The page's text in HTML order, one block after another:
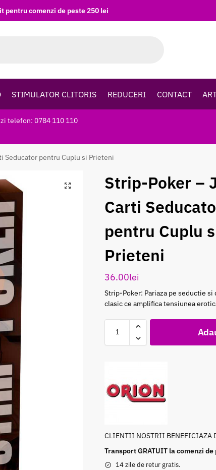
pentru comenzi de peste 250 lei
STIMULATOR CLITORIS REDUCERI CONTACT
telefon: 0784 110 110
Seducator pentru Cuplu si Prieteni
Strip-Poker –
Carti
pentru Cuplu
Prieteni
36.00lei
Strip-Poker: Pariaza pe seductie si
clasic ce amplifica tensiunea
CLIENTII NOSTRII BENEFICIAZA
Transport GRATUIT la comenzi
14 zile de retur gratis.